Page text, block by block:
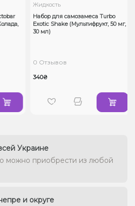
Жидкость
Набор для самозамеса Turbo
Exotic Shake (Мультифрукт, 50 мг,
30 мл)
0 Отзывов
340₴
Украине
можно приобрести из любой
и округе